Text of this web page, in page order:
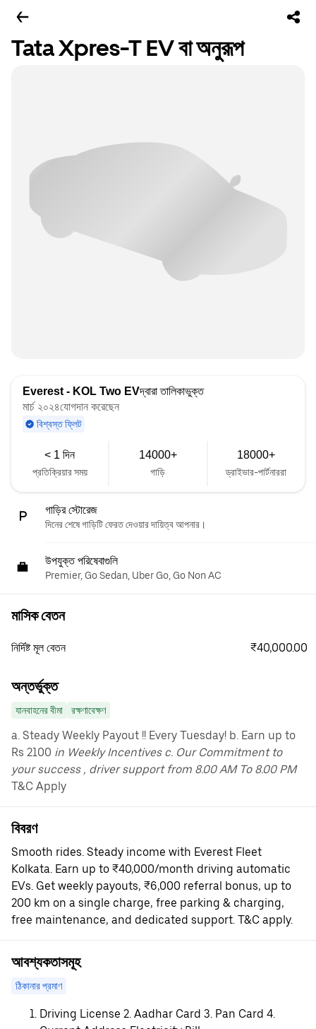
Tata Xpres-T EV বা অনুরূপ
Everest - KOL Two EVদ্বারা তালিকাভুক্ত
মার্চ ২০২৪যোগদান করেছেন
বিশ্বস্ত ফ্লিট
< 1 দিন
প্রতিক্রিয়ার সময়
14000+
গাড়ি
18000+
ড্রাইভার-পার্টনাররা
গাড়ির স্টোরেজ
দিনের শেষে গাড়িটি ফেরত দেওয়ার দায়িত্ব আপনার।
উপযুক্ত পরিষেবাগুলি
Premier, Go Sedan, Uber Go, Go Non AC
মাসিক বেতন
নির্দিষ্ট মূল বেতন ₹40,000.00
অন্তর্ভুক্ত
যানবাহনের বীমা রক্ষণাবেক্ষণ
a. Steady Weekly Payout !! Every Tuesday! b. Earn up to
Rs 2100 in Weekly Incentives c. Our Commitment to
your success , driver support from 8.00 AM To 8.00 PM
T&C Apply
বিবরণ
Smooth rides. Steady income with Everest Fleet
Kolkata. Earn up to ₹40,000/month driving automatic
EVs. Get weekly payouts, ₹6,000 referral bonus, up to
200 km on a single charge, free parking & charging,
free maintenance, and dedicated support. T&C apply.
আবশ্যকতাসমূহ
ঠিকানার প্রমাণ
Driving License 2. Aadhar Card 3. Pan Card 4.